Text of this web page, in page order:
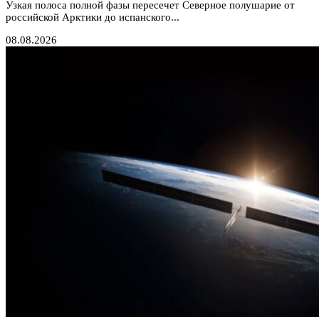
Узкая полоса полной фазы пересечет Северное полушарие от
российской Арктики до испанского...
08.08.2026